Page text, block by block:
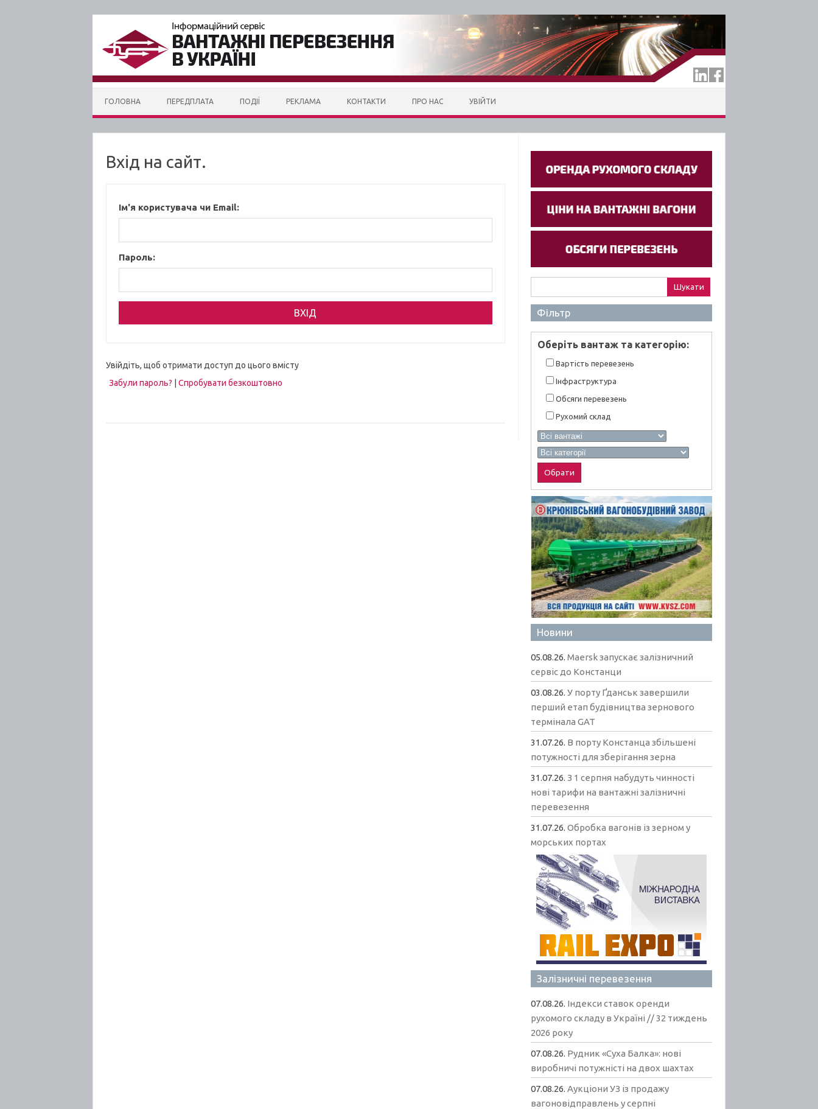
ГОЛОВНА ПЕРЕДПЛАТА ПОДІЇ РЕКЛАМА КОНТАКТИ ПРО НАС УВІЙТИ
Вхід на сайт.
Ім'я користувача чи Email:
Пароль:
Увійдіть, щоб отримати доступ до цього вмісту
Забули пароль?
Спробувати безкоштовно
Фільтр
Оберiть вантаж та категорiю:
Вартiсть перевезень
Інфраструктура
Обсяги перевезень
Рухомий склад
Новини
05.08.26.Maersk запускає залізничний
сервіс до Констанци
03.08.26.У порту Ґданськ завершили
перший етап будівництва зернового
термінала GAT
31.07.26. В порту Констанца збільшені
потужності для зберігання зерна
31.07.26.З 1 серпня набудуть чинності
нові тарифи на вантажні залізничні
перевезення
31.07.26.Обробка вагонів із зерном у
морських портах
Залізничні перевезення
07.08.26. Індекси ставок оренди
рухомого складу в Україні // 32 тиждень
2026 року
07.08.26. Рудник «Суха Балка»: нові
виробничі потужністі на двох шахтах
07.08.26.Аукціони УЗ із продажу
вагоновідправлень у серпні